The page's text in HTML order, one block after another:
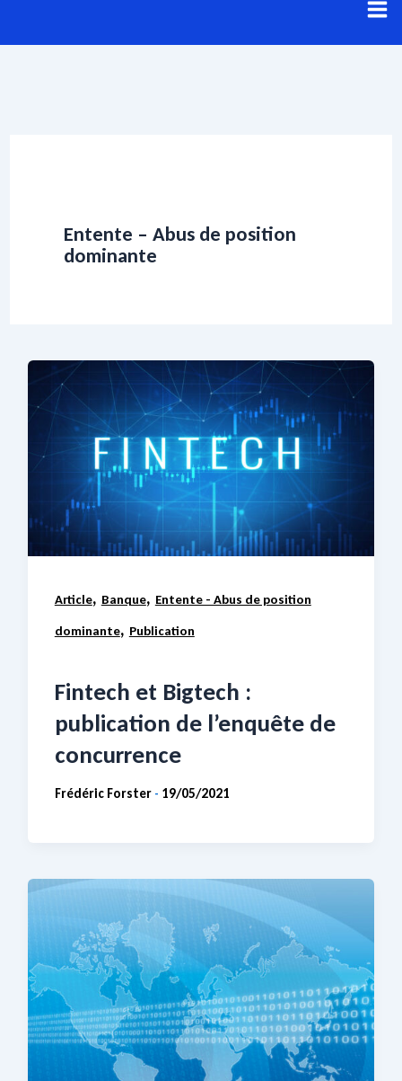
au
Entente – Abus de position
dominante
Article, Banque, Entente - Abus de position
dominante, Publication
Fintech et Bigtech :
publication de l’enquête de
concurrence
Frédéric Forster - 19/05/2021